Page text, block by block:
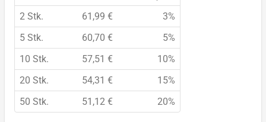
2 Stk. 61,99 €
3%
5 Stk.
60,70 €
5%
10 Stk.
57,51 €
10%
20 Stk.
54,31 €
15%
50 Stk.
51,12 € 20%